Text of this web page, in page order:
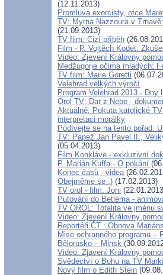
(12.11.2013)
Promluva exorcisty, otce
TV: Myrna Nazzoura v
(21.09.2013)
TV film: Cizí příběh
Film - P. Vojtěch Kodet:
Video: Zjevení Královny
Medžugorje očima mladých:
TV film: Marie Goretti
Velehrad velkých výročí
Program Velehrad 2013 - Dny
Orol TV: Dar z Nebe -
Aktuálně: Pokuta katolické
interpretaci morálky
Podívejte se na tento pořad:
TV: Papež Jan Pavel II.,
(05.04.2013)
Film Konkláve - exkluzivní
P. Marián Kuffa - O pokání
Konec časů - videa
Obejměme se :) (17.02.2013)
TV orol - film: Joni
Putování do Betléma -
TV OROL: Totalita ve jménu
Video: Zjevení Královny
Reportéři ČT : Obnova
Mise ochranného programu
Bělorusko – Minsk
Video: Zjavení Královny
Svědectví o Bohu na TV
Nový film o Edith Stein